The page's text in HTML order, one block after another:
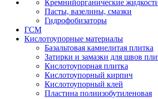
Кремнийорганические
Пасты, вазелины, смазки
Гидрофобизаторы
ГСМ
Кислотоупорные материалы
Базальтовая камнелитая плитка
Затирки и замазки для швов
Кислотоупорная плитка
Кислотоупорный кирпич
Кислотоупорный клей
Пластина полиизобутиленовая